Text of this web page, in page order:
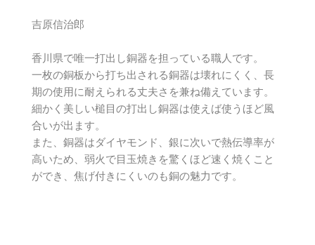
吉原信治郎
香川県で唯一打出し銅器を担っている職人です。
一枚の銅板から打ち出される銅器は壊れにくく、長
期の使用に耐えられる丈夫さを兼ね備えています。
細かく美しい槌目の打出し銅器は使えば使うほど風
合いが出ます。
また、銅器はダイヤモンド、銀に次いで熱伝導率が
高いため、弱火で目玉焼きを驚くほど速く焼くこと
ができ、焦げ付きにくいのも銅の魅力です。